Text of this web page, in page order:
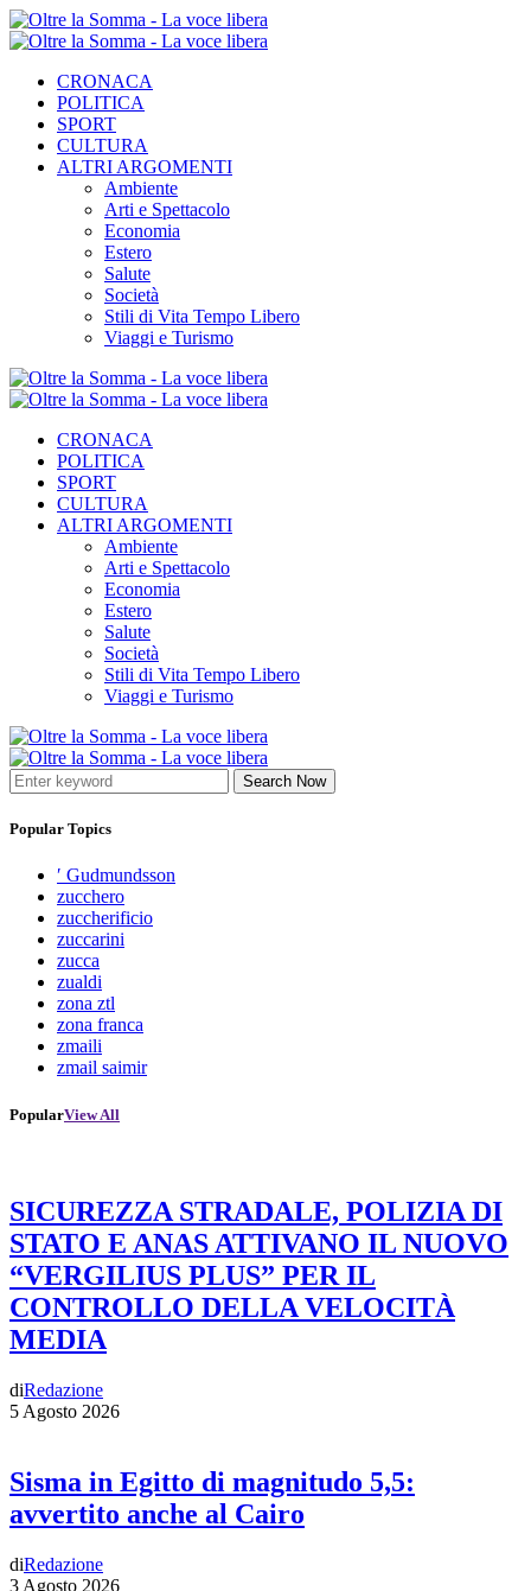
CRONACA
POLITICA
SPORT
CULTURA
ALTRI ARGOMENTI
Ambiente
Arti e Spettacolo
Economia
Estero
Salute
Società
Stili di Vita Tempo Libero
Viaggi e Turismo
CRONACA
POLITICA
SPORT
CULTURA
ALTRI ARGOMENTI
Ambiente
Arti e Spettacolo
Economia
Estero
Salute
Società
Stili di Vita Tempo Libero
Viaggi e Turismo
Search Now
Popular Topics
′ Gudmundsson
zucchero
zuccherificio
zuccarini
zucca
zualdi
zona ztl
zona franca
zmaili
zmail saimir
PopularView All
SICUREZZA STRADALE, POLIZIA DI
STATO E ANAS ATTIVANO IL NUOVO
“VERGILIUS PLUS” PER IL
CONTROLLO DELLA VELOCITÀ
MEDIA
diRedazione
5 Agosto 2026
Sisma in Egitto di magnitudo 5,5:
avvertito anche al Cairo
diRedazione
3 Agosto 2026